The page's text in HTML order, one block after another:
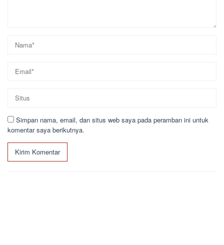
Simpan nama, email, dan situs web saya pada peramban ini untuk
komentar saya berikutnya.